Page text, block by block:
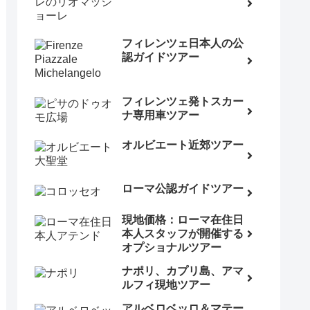
フィレンツェ日本人の公
認ガイドツアー
フィレンツェ発トスカー
ナ専用車ツアー
オルビエート近郊ツアー
ローマ公認ガイドツアー
現地価格：ローマ在住日
本人スタッフが開催する
オプショナルツアー
ナポリ、カプリ島、アマ
ルフィ現地ツアー